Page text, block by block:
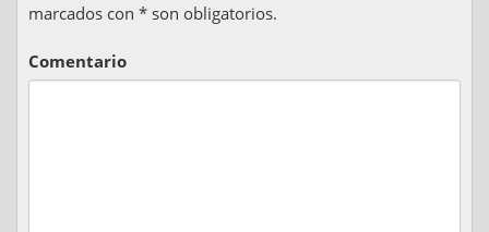
marcados con * son obligatorios.
Comentario